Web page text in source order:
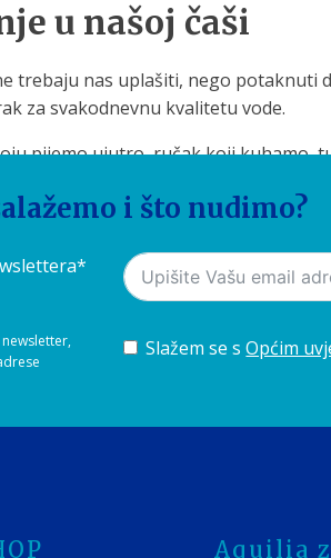
u našoj čaši
trebaju nas uplašiti, nego
za svakodnevnu kvalitetu vode.
pijemo ujutro, ručak koji
i što nudimo?
Slažem se sOpćim
Aquilia